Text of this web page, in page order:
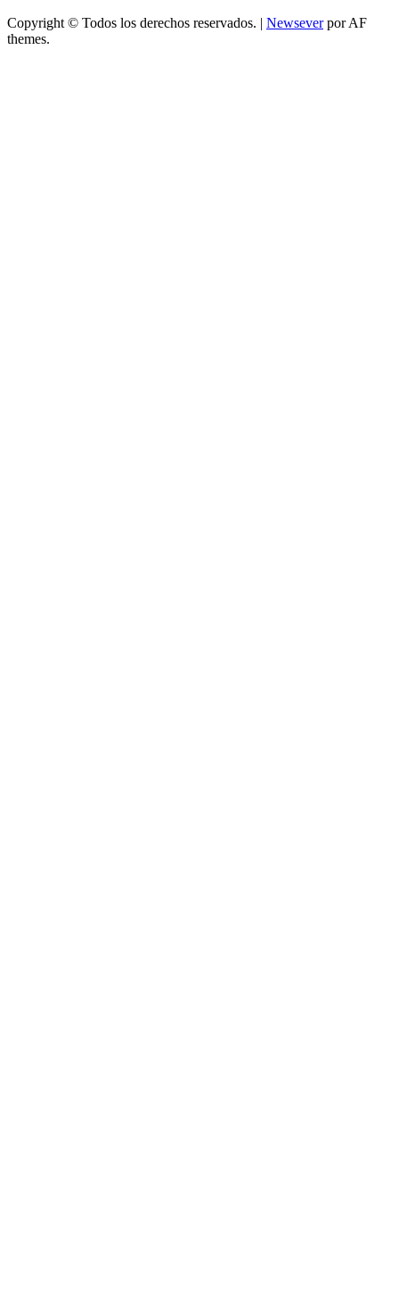
Copyright © Todos los derechos reservados. | Newseverpor AF
themes.